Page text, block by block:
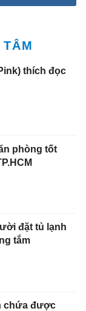
thích đọc
phòng tốt
đặt tủ lạnh
tắm
chứa được